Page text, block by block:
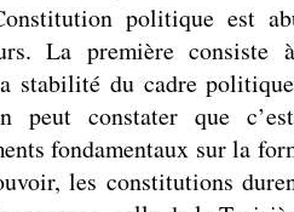
politique est
La première consiste
stabilité du cadre
peut constater que
fondamentaux sur la
les constitutions